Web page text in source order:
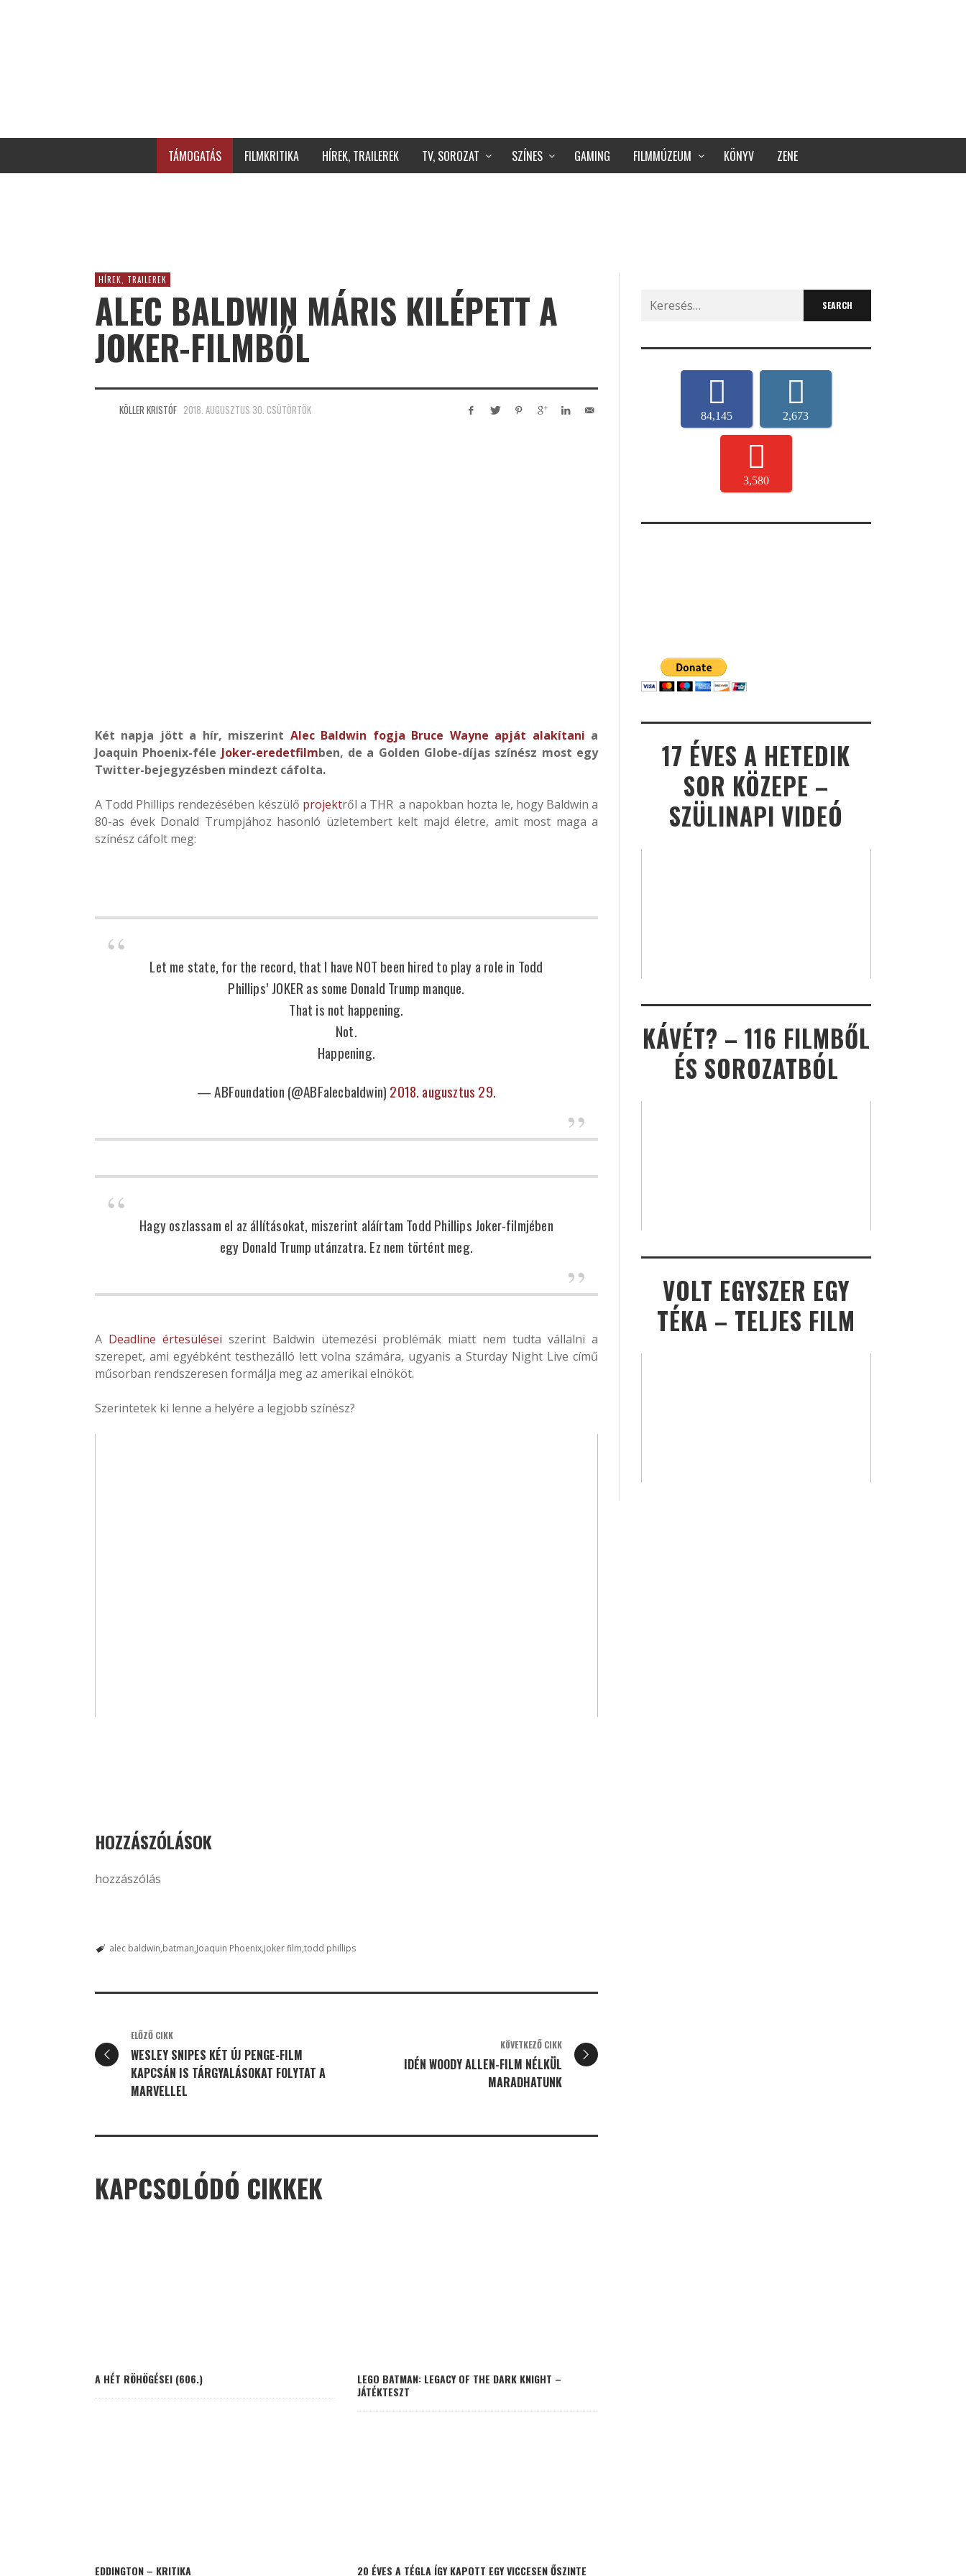
TÁMOGATÁS FILMKRITIKA HÍREK, TRAILEREK TV, SOROZAT SZÍNES GAMING FILMMÚZEUM KÖNYV ZENE
HÍREK, TRAILEREK
ALEC BALDWIN MÁRIS KILÉPETT A
JOKER-FILMBŐL
KÖLLER KRISTÓF 2018. AUGUSZTUS 30. CSÜTÖRTÖK
Két napja jött a hír, miszerint Alec Baldwin fogja Bruce Wayne apját alakítani a
Joaquin Phoenix-féle Joker-eredetfilmben, de a Golden Globe-díjas színész most egy
Twitter-bejegyzésben mindezt cáfolta.
A Todd Phillips rendezésében készülő projektről a THR a napokban hozta le, hogy Baldwin a
80-as évek Donald Trumpjához hasonló üzletembert kelt majd életre, amit most maga a
színész cáfolt meg:
Let me state, for the record, that I have NOT been hired to play a role in Todd
Phillips’ JOKER as some Donald Trump manque.
That is not happening.
Not.
Happening.
— ABFoundation (@ABFalecbaldwin) 2018. augusztus 29.
Hagy oszlassam el az állításokat, miszerint aláírtam Todd Phillips Joker-filmjében
egy Donald Trump utánzatra. Ez nem történt meg.
A Deadline értesülései szerint Baldwin ütemezési problémák miatt nem tudta vállalni a
szerepet, ami egyébként testhezálló lett volna számára, ugyanis a Sturday Night Live című
műsorban rendszeresen formálja meg az amerikai elnököt.
Szerintetek ki lenne a helyére a legjobb színész?
HOZZÁSZÓLÁSOK
hozzászólás
alec baldwin batman Joaquin Phoenix joker film todd phillips
ELŐZŐ CIKK
WESLEY SNIPES KÉT ÚJ PENGE-FILM
KAPCSÁN IS TÁRGYALÁSOKAT FOLYTAT A
MARVELLEL
KÖVETKEZŐ CIKK
IDÉN WOODY ALLEN-FILM NÉLKÜL
MARADHATUNK
KAPCSOLÓDÓ CIKKEK
A HÉT RÖHÖGÉSEI (606.)
LEGO BATMAN: LEGACY OF THE DARK KNIGHT –
JÁTÉKTESZT
EDDINGTON – KRITIKA 20 ÉVES A TÉGLA ÍGY KAPOTT EGY VICCESEN ŐSZINTE
Search
for:
84,145 2,673
3,580
17 ÉVES A HETEDIK
SOR KÖZEPE –
SZÜLINAPI VIDEÓ
KÁVÉT? – 116 FILMBŐL
ÉS SOROZATBÓL
VOLT EGYSZER EGY
TÉKA – TELJES FILM